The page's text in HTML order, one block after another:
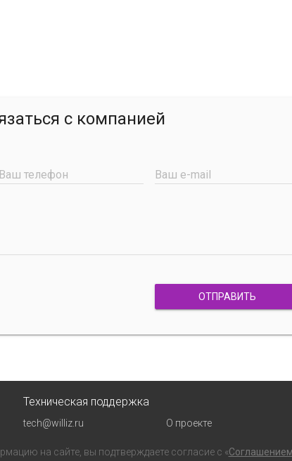
с компанией
Ваш телефон Ваш e-mail
ОТПРАВИТЬ
Техническая поддержка
tech@williz.ru О проекте
на сайте, вы подтверждаете согласие с «